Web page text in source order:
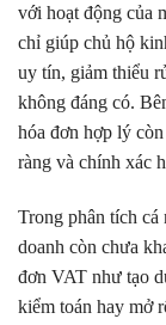
với hoạt động của
chỉ giúp chủ hộ
uy tín, giảm thiểu
không đáng có.
hóa đơn hợp lý
ràng và chính xác
Trong phân tích cá
doanh còn chưa
đơn VAT như tạo
kiểm toán hay mở